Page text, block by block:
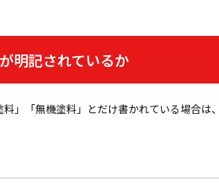
明記されているか
」「無機塗料」とだけ書かれている場合は